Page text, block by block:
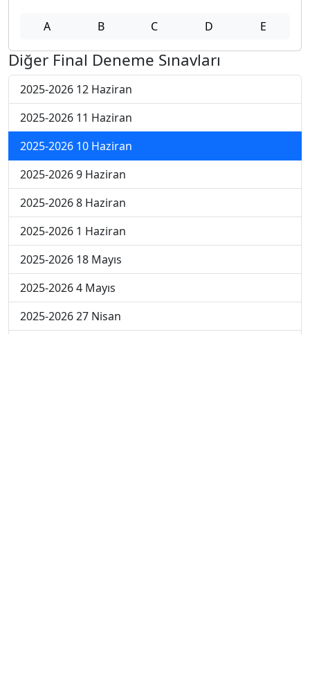
A B C D E
Diğer Final Deneme Sınavları
2025-2026 12 Haziran
2025-2026 11 Haziran
2025-2026 10 Haziran
2025-2026 9 Haziran
2025-2026 8 Haziran
2025-2026 1 Haziran
2025-2026 18 Mayıs
2025-2026 4 Mayıs
2025-2026 27 Nisan